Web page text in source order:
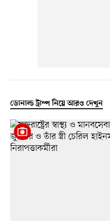
ডোনাল্ড ট্রাম্প নিয়ে আরও দেখুন